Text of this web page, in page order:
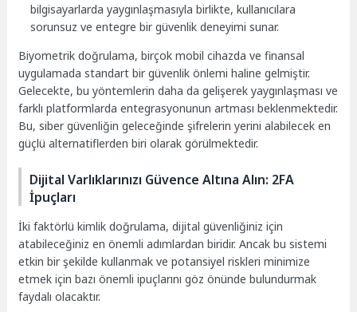
bilgisayarlarda yaygınlaşmasıyla birlikte, kullanıcılara
sorunsuz ve entegre bir güvenlik deneyimi sunar.
Biyometrik doğrulama, birçok mobil cihazda ve finansal
uygulamada standart bir güvenlik önlemi haline gelmiştir.
Gelecekte, bu yöntemlerin daha da gelişerek yaygınlaşması ve
farklı platformlarda entegrasyonunun artması beklenmektedir.
Bu, siber güvenliğin geleceğinde şifrelerin yerini alabilecek en
güçlü alternatiflerden biri olarak görülmektedir.
Dijital Varlıklarınızı Güvence Altına Alın: 2FA
İpuçları
İki faktörlü kimlik doğrulama, dijital güvenliğiniz için
atabileceğiniz en önemli adımlardan biridir. Ancak bu sistemi
etkin bir şekilde kullanmak ve potansiyel riskleri minimize
etmek için bazı önemli ipuçlarını göz önünde bulundurmak
faydalı olacaktır.